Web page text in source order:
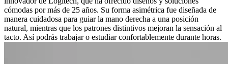
cómodas por más de 25 años. Su forma asimétrica fue diseñada de
manera cuidadosa para guiar la mano derecha a una posición
natural, mientras que los patrones distintivos mejoran la sensación al
tacto. Así podrás trabajar o estudiar confortablemente durante horas.